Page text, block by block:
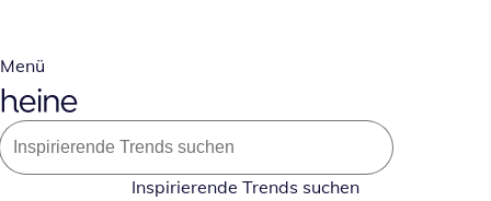
Menü
Inspirierende Trends suchen